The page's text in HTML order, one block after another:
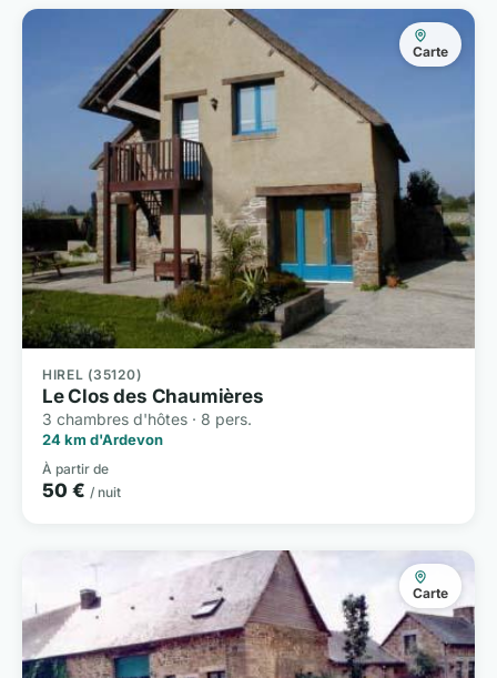
Carte
HIREL (35120)
Le Clos des Chaumières
3 chambres d'hôtes · 8 pers.
24 km d'Ardevon
À partir de
50 € / nuit
Carte